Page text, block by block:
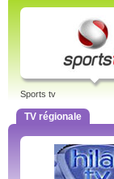
Sports tv
TV régionale